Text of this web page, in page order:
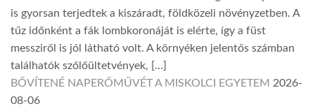
is gyorsan terjedtek a kiszáradt, földközeli növényzetben. A
tűz időnként a fák lombkoronáját is elérte, így a füst
messziről is jól látható volt. A környéken jelentős számban
találhatók szőlőültetvények, […]
BŐVÍTENÉ NAPERŐMŰVÉT A MISKOLCI EGYETEM 2026-
08-06